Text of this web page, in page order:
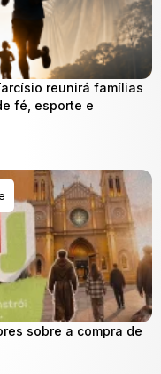
reunirá famílias
fé, esporte e
sobre a compra de